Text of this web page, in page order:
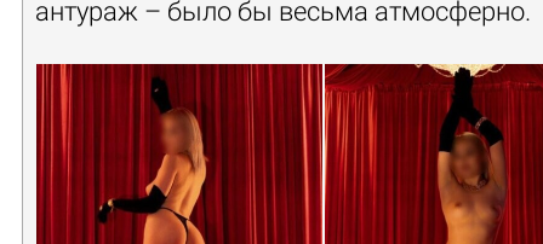
антураж – было бы весьма атмосферно.